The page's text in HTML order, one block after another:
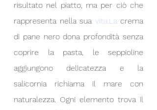
risultato nel piatto, ma per ciò che
rappresenta nella sua vita.La crema
di pane nero dona profondità senza
coprire la pasta, le seppioline
aggiungono delicatezza e la
salicornia richiama il mare con
naturalezza. Ogni elemento trova il